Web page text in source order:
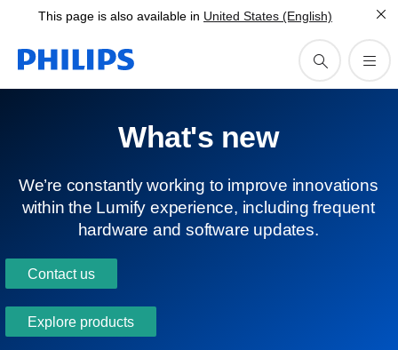
This page is also available in United States (English)
What's new
We’re constantly working to improve innovations
within the Lumify experience, including frequent
hardware and software updates.
Contact us
Explore products